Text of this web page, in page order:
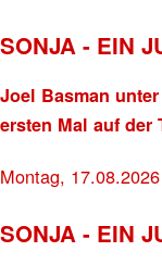
SONJA - EIN
Joel Basman
ersten Mal auf der
Montag, 17.08.2026
SONJA - EIN